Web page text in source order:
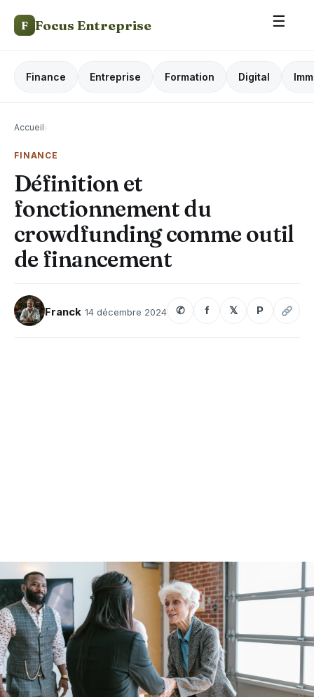
F Focus Entreprise ☰
Finance Entreprise Formation Digital
Accueil›
FINANCE
Définition et
fonctionnement du
crowdfunding comme outil
de financement
Franck 14 décembre 2024 ✆ f 𝕏 P